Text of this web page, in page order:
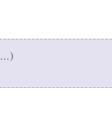
...)